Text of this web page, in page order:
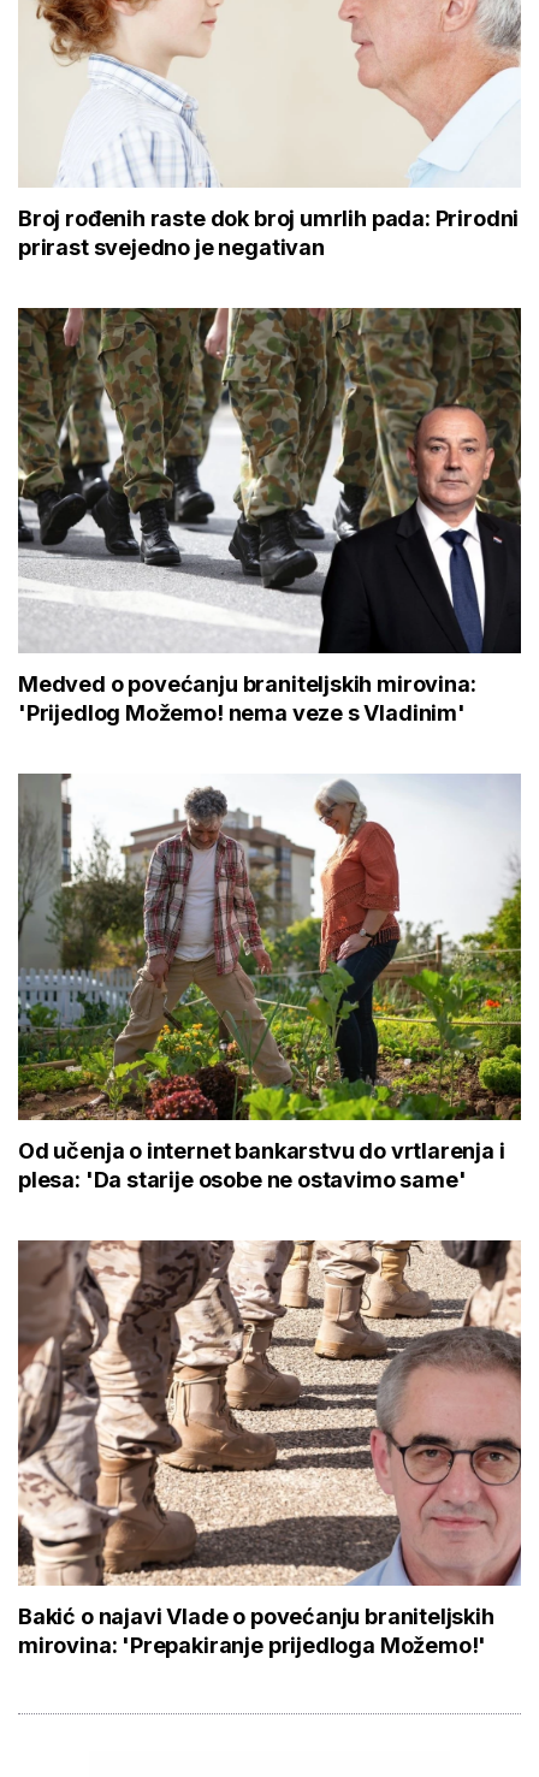
Broj rođenih raste dok broj umrlih pada: Prirodni
prirast svejedno je negativan
Medved o povećanju braniteljskih mirovina:
'Prijedlog Možemo! nema veze s Vladinim'
Od učenja o internet bankarstvu do vrtlarenja i
plesa: 'Da starije osobe ne ostavimo same'
Bakić o najavi Vlade o povećanju braniteljskih
mirovina: 'Prepakiranje prijedloga Možemo!'